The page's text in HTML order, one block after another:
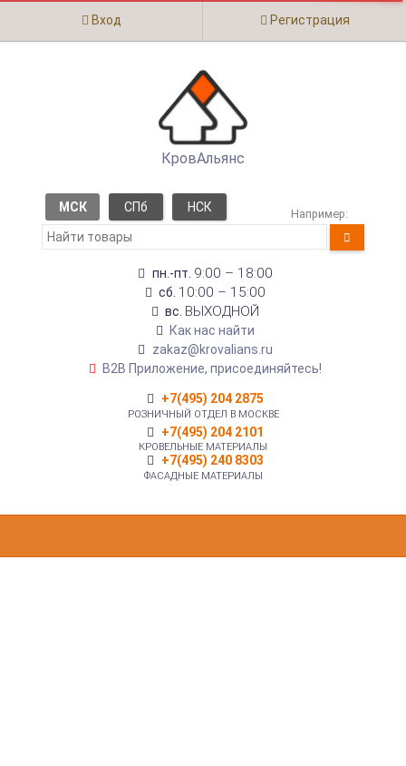
Вход Регистрация
КровАльянс
МСК СПб НСК Например:
пн.-пт. 9:00 – 18:00
сб. 10:00 – 15:00
вс. ВЫХОДНОЙ
Как нас найти
zakaz@krovalians.ru
B2B Приложение, присоединяйтесь!
+7(495) 204 2875
РОЗНИЧНЫЙ ОТДЕЛ В МОСКВЕ
+7(495) 204 2101
КРОВЕЛЬНЫЕ МАТЕРИАЛЫ
+7(495) 240 8303
ФАСАДНЫЕ МАТЕРИАЛЫ